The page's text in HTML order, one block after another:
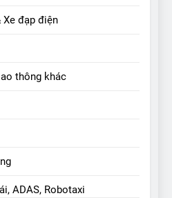
Xe đạp điện
thông khác
ADAS, Robotaxi